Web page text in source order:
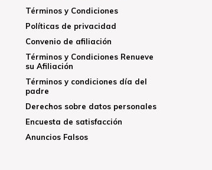
Términos y Condiciones
Políticas de privacidad
Convenio de afiliación
Términos y Condiciones Renueve
su Afiliación
Términos y condiciones día del
padre
Derechos sobre datos personales
Encuesta de satisfacción
Anuncios Falsos